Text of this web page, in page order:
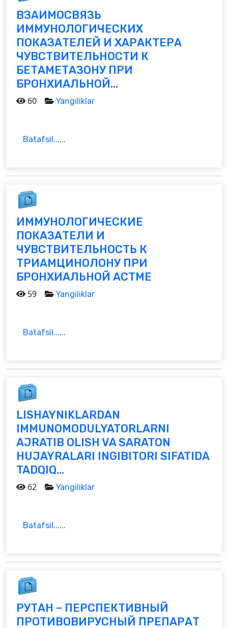
ВЗАИМОСВЯЗЬ
ИММУНОЛОГИЧЕСКИХ
ПОКАЗАТЕЛЕЙ И ХАРАКТЕРА
ЧУВСТВИТЕЛЬНОСТИ К
БЕТАМЕТАЗОНУ ПРИ
БРОНХИАЛЬНОЙ...
60 Yangiliklar
Batafsil......
ИММУНОЛОГИЧЕСКИЕ
ПОКАЗАТЕЛИ И
ЧУВСТВИТЕЛЬНОСТЬ К
ТРИАМЦИНОЛОНУ ПРИ
БРОНХИАЛЬНОЙ АСТМЕ
59 Yangiliklar
Batafsil......
LISHAYNIKLARDAN
IMMUNOMODULYATORLARNI
AJRATIB OLISH VA SARATON
HUJAYRALARI INGIBITORI SIFATIDA
TADQIQ...
62 Yangiliklar
Batafsil......
РУТАН – ПЕРСПЕКТИВНЫЙ
ПРОТИВОВИРУСНЫЙ ПРЕПАРАТ